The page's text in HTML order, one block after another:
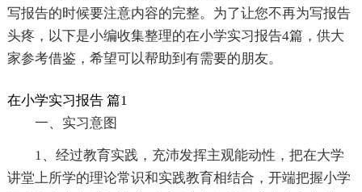
写报告的时候要注意内容的完整。为了让您不再为写报告
头疼，以下是小编收集整理的在小学实习报告4篇，供大
家参考借鉴，希望可以帮助到有需要的朋友。
在小学实习报告 篇1
一、实习意图
1、经过教育实践，充沛发挥主观能动性，把在大学
讲堂上所学的理论常识和实践教育相结合，开端把握小学